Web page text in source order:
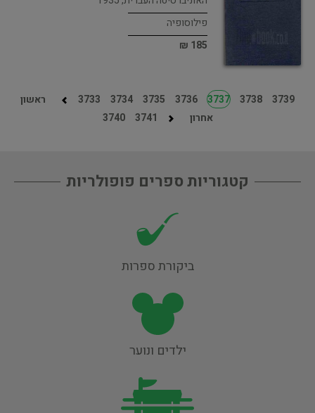
פילוסופיה
185 ₪
ראשון 3733 3734 3735 3736 3737 3738
3739
3740
3741 אחרון
קטגוריות ספרים פופולריות
ביקורת ספרות
ילדים ונוער